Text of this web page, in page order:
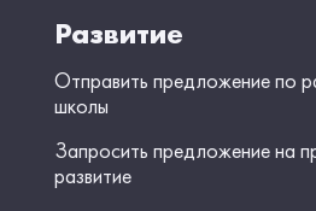
Развитие
Отправить предложение по
школы
Запросить предложение на
развитие